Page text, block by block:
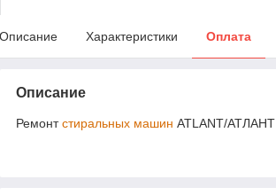
Описание Характеристики Оплата
Описание
Ремонтстиральных машин ATLANT/АТЛАНТ